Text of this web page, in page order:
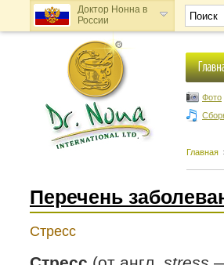
Доктор Нонна в
России
Доктор Нонна в
Украине
Фото
Главная
Перечень
Стресс